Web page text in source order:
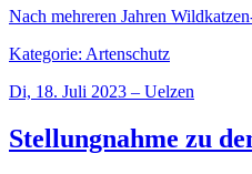
Nach mehreren Jahren
Kategorie: Artenschutz
Di, 18. Juli 2023 – Uelzen
Stellungnahme zu